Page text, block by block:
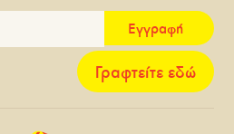
Εγγραφή
Γραφτείτε εδώ